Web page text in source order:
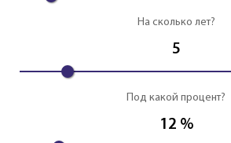
На сколько лет?
5
Под какой процент?
12 %